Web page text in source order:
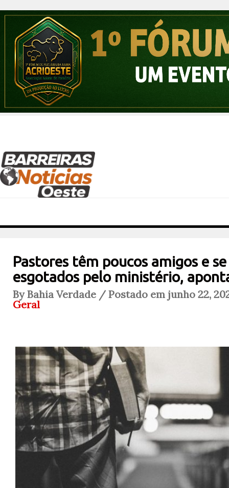
Pastores têm poucos amigos e
esgotados pelo ministério,
By Bahia Verdade / Postado em junho 22,
Geral